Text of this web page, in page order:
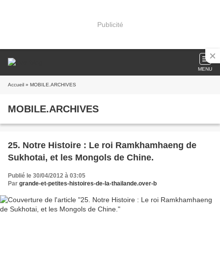
Publicité
MENU
Accueil » MOBILE.ARCHIVES
MOBILE.ARCHIVES
25. Notre Histoire : Le roi Ramkhamhaeng de
Sukhotai, et les Mongols de Chine.
Publié le 30/04/2012 à 03:05
Par grande-et-petites-histoires-de-la-thailande.over-b